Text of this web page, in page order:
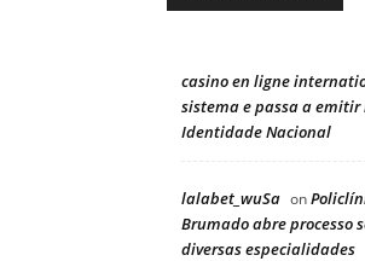
casino en ligne
sistema e passa a emitir
Identidade Nacional
lalabet_wuSa on
Brumado abre processo
diversas especialidades